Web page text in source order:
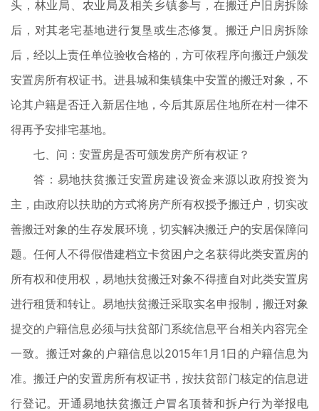
头，林业局、农业局及相关乡镇参与，在搬迁户旧房拆除
后，对其老宅基地进行复垦或生态修复。搬迁户旧房拆除
后，经以上责任单位验收合格的，方可依程序向搬迁户颁发
安置房所有权证书。进县城和集镇集中安置的搬迁对象，不
论其户籍是否迁入新居住地，今后其原居住地所在村一律不
得再予安排宅基地。
七、问：安置房是否可颁发房产所有权证？
答：易地扶贫搬迁安置房建设资金来源以政府投资为
主，由政府以扶助的方式将房产所有权授予搬迁户，切实改
善搬迁对象的生存发展环境，切实解决搬迁户的安居保障问
题。任何人不得假借建档立卡贫困户之名获得此类安置房的
所有权和使用权，易地扶贫搬迁对象不得擅自对此类安置房
进行租赁和转让。易地扶贫搬迁采取实名申报制，搬迁对象
提交的户籍信息必须与扶贫部门系统信息平台相关内容完全
一致。搬迁对象的户籍信息以2015年1月1日的户籍信息为
准。搬迁户的安置房所有权证书，按扶贫部门核定的信息进
行登记。开通易地扶贫搬迁户冒名顶替和拆户行为举报电